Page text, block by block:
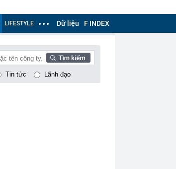
LIFESTYLE Dữ liệu F INDEX
Tin tức Lãnh đạo